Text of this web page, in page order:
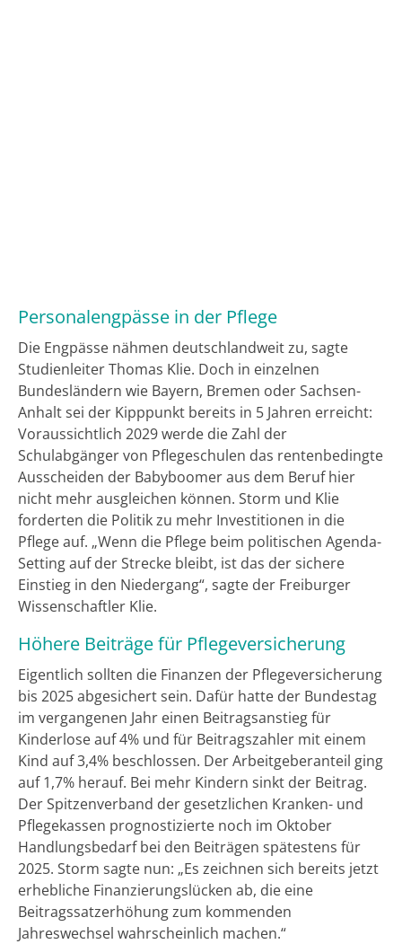
Personalengpässe in der Pflege
Die Engpässe nähmen deutschlandweit zu, sagte
Studienleiter Thomas Klie. Doch in einzelnen
Bundesländern wie Bayern, Bremen oder Sachsen-
Anhalt sei der Kipppunkt bereits in 5 Jahren erreicht:
Voraussichtlich 2029 werde die Zahl der
Schulabgänger von Pflegeschulen das rentenbedingte
Ausscheiden der Babyboomer aus dem Beruf hier
nicht mehr ausgleichen können. Storm und Klie
forderten die Politik zu mehr Investitionen in die
Pflege auf. „Wenn die Pflege beim politischen Agenda-
Setting auf der Strecke bleibt, ist das der sichere
Einstieg in den Niedergang“, sagte der Freiburger
Wissenschaftler Klie.
Höhere Beiträge für Pflegeversicherung
Eigentlich sollten die Finanzen der Pflegeversicherung
bis 2025 abgesichert sein. Dafür hatte der Bundestag
im vergangenen Jahr einen Beitragsanstieg für
Kinderlose auf 4% und für Beitragszahler mit einem
Kind auf 3,4% beschlossen. Der Arbeitgeberanteil ging
auf 1,7% herauf. Bei mehr Kindern sinkt der Beitrag.
Der Spitzenverband der gesetzlichen Kranken- und
Pflegekassen prognostizierte noch im Oktober
Handlungsbedarf bei den Beiträgen spätestens für
2025. Storm sagte nun: „Es zeichnen sich bereits jetzt
erhebliche Finanzierungslücken ab, die eine
Beitragssatzerhöhung zum kommenden
Jahreswechsel wahrscheinlich machen.“